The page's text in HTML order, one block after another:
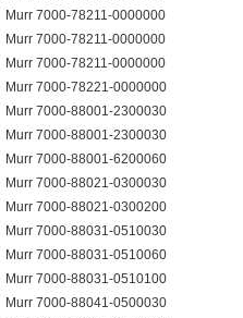
Murr 7000-78211-0000000
Murr 7000-78211-0000000
Murr 7000-78211-0000000
Murr 7000-78221-0000000
Murr 7000-88001-2300030
Murr 7000-88001-2300030
Murr 7000-88001-6200060
Murr 7000-88021-0300030
Murr 7000-88021-0300200
Murr 7000-88031-0510030
Murr 7000-88031-0510060
Murr 7000-88031-0510100
Murr 7000-88041-0500030